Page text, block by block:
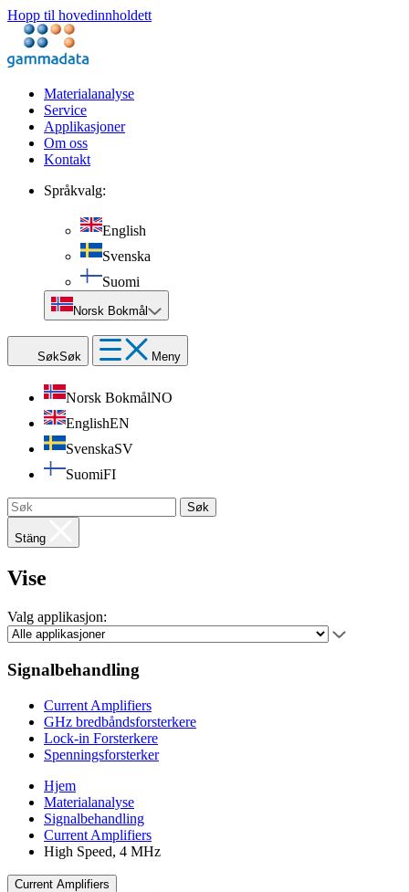
Hopp til hovedinnholdett
Materialanalyse
Service
Applikasjoner
Om oss
Kontakt
Språkvalg:
English
Svenska
Suomi
Norsk Bokmål
SøkSøk Meny
Norsk BokmålNO
EnglishEN
SvenskaSV
SuomiFI
Søk
Stäng
Vise
Valg applikasjon:
Signalbehandling
Current Amplifiers
GHz bredbåndsforsterkere
Lock-in Forsterkere
Spenningsforsterker
Hjem
Materialanalyse
Signalbehandling
Current Amplifiers
High Speed, 4 MHz
Current Amplifiers